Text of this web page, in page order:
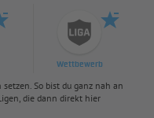
Wettbewerb
So bist du ganz nah an
die dann direkt hier